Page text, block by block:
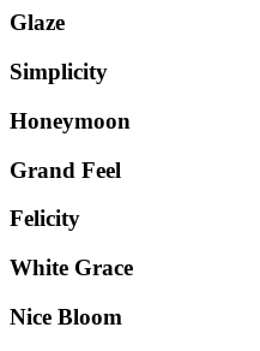
Glaze
Simplicity
Honeymoon
Grand Feel
Felicity
White Grace
Nice Bloom